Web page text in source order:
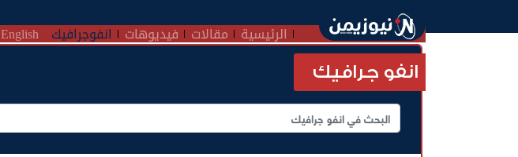
الرئيسية مقالات فيديوهات انفوجرافيك English
انفو جرافيك